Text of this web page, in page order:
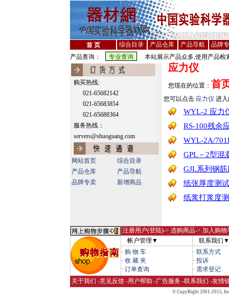
首 页 综合目录 产品仓库 产品导航
品牌
产品查询：
本站展示产品众多,使用产品检
购买热线:
021-65682142
021-65683854
021-65688364
服务热线：
servers@shuoguang.com
网站首页
综合目录
产品仓库
产品导航
品牌专卖
新增商品
应力仪
您现在的位置： 首
您可以点击 应力仪 进
WYL-2 应力
RS-100残余
WYL-2A/
GPL－2型混
GJL系列钢
纸张厚度测
纸浆打浆度
注册用户(登陆)-> 选购商品-> 加入购
帐户管理▼
联系我们▼
· 购 物 车
· 收 藏 夹
· 订单查询
· 联系方式
· 投诉
· 需求登记
关于我们 -意见反馈 -用户帮助 -广告服务 -联系我们 -友情
© CopyRight 2001-2015,